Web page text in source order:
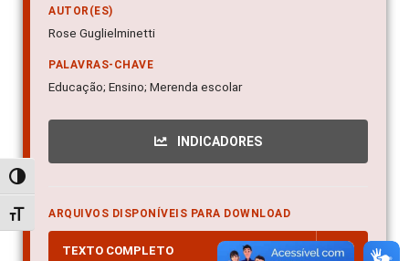
Alternar alto contraste
Alternar tamanho da fonte
AUTOR(ES)
Rose Guglielminetti
PALAVRAS-CHAVE
Educação; Ensino; Merenda escolar
INDICADORES
ARQUIVOS DISPONÍVEIS PARA DOWNLOAD
TEXTO COMPLETO PDF